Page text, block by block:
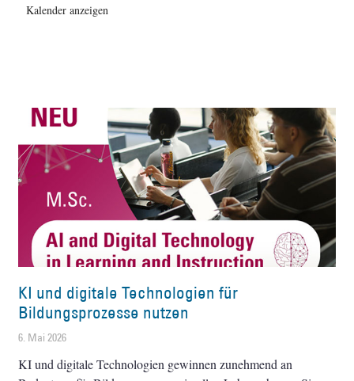
Kalender anzeigen
KI und digitale Technologien für
Bildungsprozesse nutzen
6. Mai 2026
KI und digitale Technologien gewinnen zunehmend an